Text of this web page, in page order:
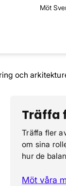
Möt
och
Träffa
Träffa fler
om sina
hur de
Möt våra